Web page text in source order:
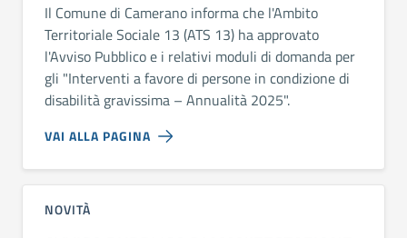
Il Comune di Camerano informa che l'Ambito
Territoriale Sociale 13 (ATS 13) ha approvato
l'Avviso Pubblico e i relativi moduli di domanda per
gli "Interventi a favore di persone in condizione di
disabilità gravissima – Annualità 2025".
VAI ALLA PAGINA
NOVITÀ